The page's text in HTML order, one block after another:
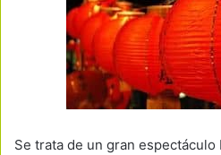
Se trata de un gran espectáculo